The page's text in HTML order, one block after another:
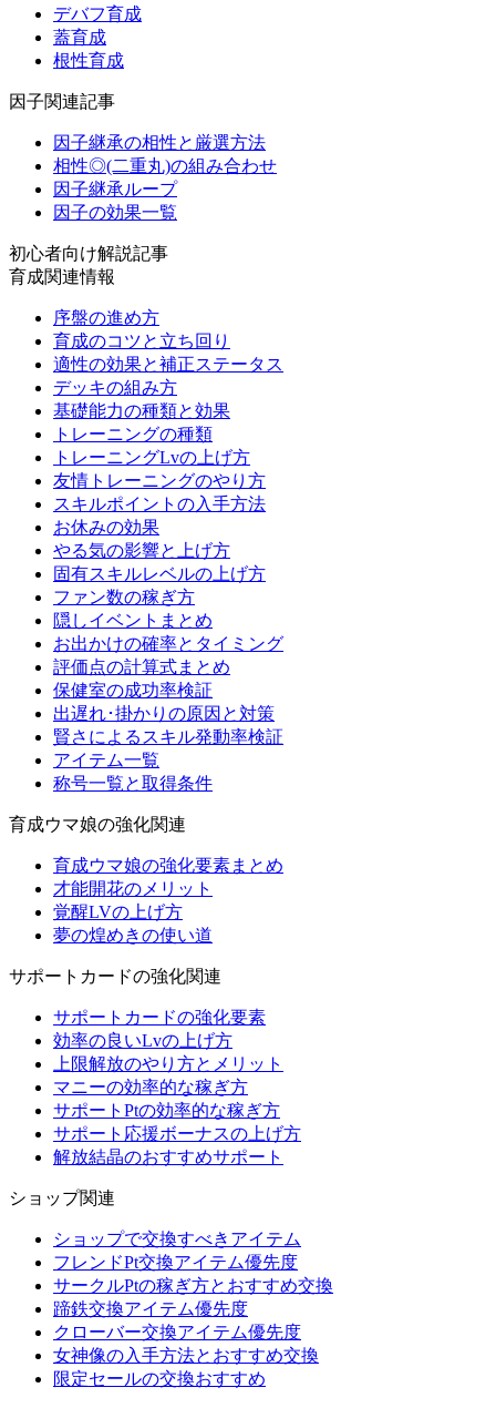
デバフ育成
蓋育成
根性育成
因子関連記事
因子継承の相性と厳選方法
相性◎(二重丸)の組み合わせ
因子継承ループ
因子の効果一覧
初心者向け解説記事
育成関連情報
序盤の進め方
育成のコツと立ち回り
適性の効果と補正ステータス
デッキの組み方
基礎能力の種類と効果
トレーニングの種類
トレーニングLvの上げ方
友情トレーニングのやり方
スキルポイントの入手方法
お休みの効果
やる気の影響と上げ方
固有スキルレベルの上げ方
ファン数の稼ぎ方
隠しイベントまとめ
お出かけの確率とタイミング
評価点の計算式まとめ
保健室の成功率検証
出遅れ･掛かりの原因と対策
賢さによるスキル発動率検証
アイテム一覧
称号一覧と取得条件
育成ウマ娘の強化関連
育成ウマ娘の強化要素まとめ
才能開花のメリット
覚醒LVの上げ方
夢の煌めきの使い道
サポートカードの強化関連
サポートカードの強化要素
効率の良いLvの上げ方
上限解放のやり方とメリット
マニーの効率的な稼ぎ方
サポートPtの効率的な稼ぎ方
サポート応援ボーナスの上げ方
解放結晶のおすすめサポート
ショップ関連
ショップで交換すべきアイテム
フレンドPt交換アイテム優先度
サークルPtの稼ぎ方とおすすめ交換
蹄鉄交換アイテム優先度
クローバー交換アイテム優先度
女神像の入手方法とおすすめ交換
限定セールの交換おすすめ